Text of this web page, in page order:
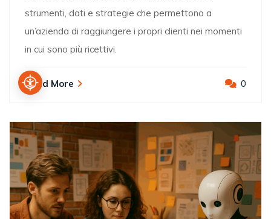
strumenti, dati e strategie che permettono a
un’azienda di raggiungere i propri clienti nei momenti
in cui sono più ricettivi.
Read More 0